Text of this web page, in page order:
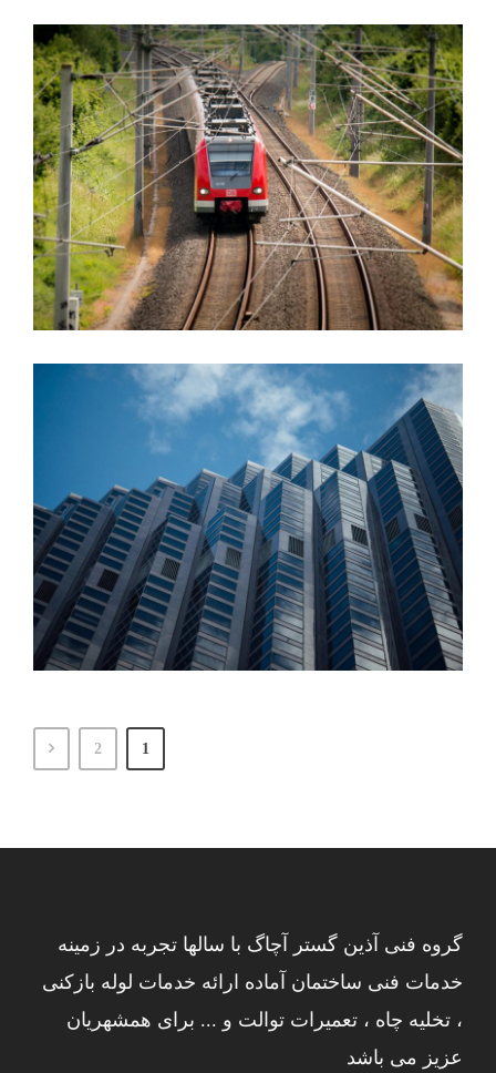
ژوئن 6, 2016 پشتیبانی
ژوئن 6, 2016 پشتیبانی
1
2
گروه فنی آذین گستر آچاگ با سالها تجربه در زمینه
خدمات فنی ساختمان آماده ارائه خدمات لوله بازکنی
، تخلیه چاه ، تعمیرات توالت و ... برای همشهریان
عزیز می باشد